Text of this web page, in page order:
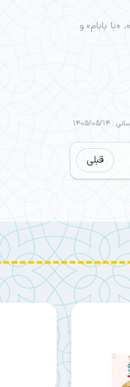
«با بابام» و
1405/05/14
قبلی